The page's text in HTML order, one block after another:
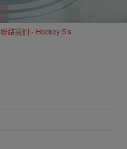
聯絡我們 - Hockey 5's